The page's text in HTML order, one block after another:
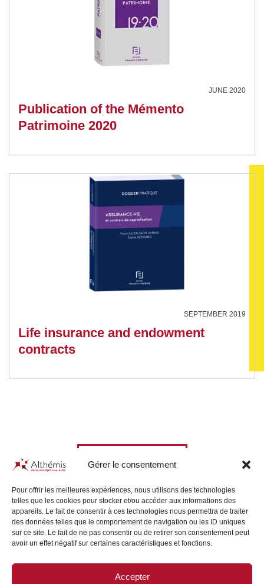
Gérer le consentement
Pour offrir les meilleures expériences, nous utilisons des technologies
telles que les cookies pour stocker et/ou accéder aux informations des
appareils. Le fait de consentir à ces technologies nous permettra de traiter
des données telles que le comportement de navigation ou les ID uniques
sur ce site. Le fait de ne pas consentir ou de retirer son consentement peut
avoir un effet négatif sur certaines caractéristiques et fonctions.
Accepter
JUNE 2020
Publication of the Mémento
Patrimoine 2020
SEPTEMBER 2019
Life insurance and endowment
contracts